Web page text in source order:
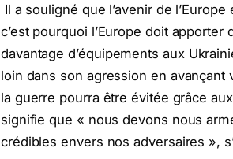
Il a souligné que l’avenir de
c’est pourquoi l’Europe doit
davantage d’équipements aux
loin dans son agression en
la guerre pourra être évitée grâce
signifie que « nous devons nous
crédibles envers nos adversaires »,